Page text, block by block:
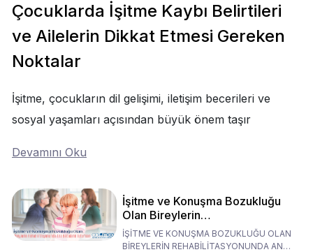
Çocuklarda İşitme Kaybı Belirtileri
ve Ailelerin Dikkat Etmesi Gereken
Noktalar
İşitme, çocukların dil gelişimi, iletişim becerileri ve
sosyal yaşamları açısından büyük önem taşır
Devamını Oku
İşitme ve Konuşma Bozukluğu
Olan Bireylerin
Rehabilitasyonunda Ana
Babaların Tutumları
İŞİTME VE KONUŞMA BOZUKLUĞU OLAN
BİREYLERİN REHABİLİTASYONUNDA ANA